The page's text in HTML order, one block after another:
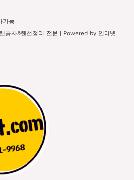
가능
공사&랜선정리 전문 | Powered by 인터넷